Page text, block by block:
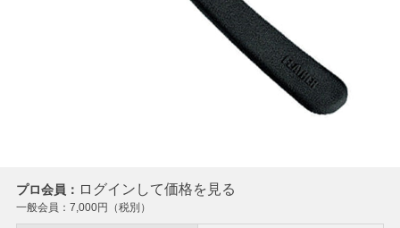
プロ会員： ログインして価格を見る
一般会員： 7,000円（税別）